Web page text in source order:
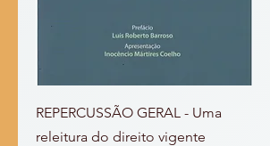
REPERCUSSÃO GERAL - Uma
releitura do direito vigente